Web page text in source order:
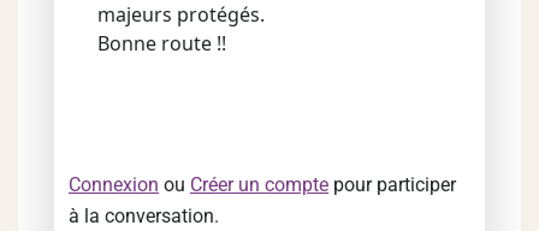
majeurs protégés.
Bonne route !!
Connexion ou Créer un compte pour participer
à la conversation.